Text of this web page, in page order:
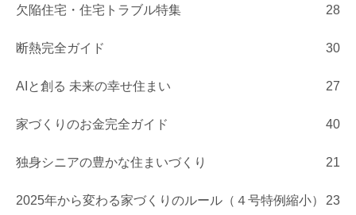
欠陥住宅・住宅トラブル特集 28
断熱完全ガイド 30
AIと創る 未来の幸せ住まい 27
家づくりのお金完全ガイド 40
独身シニアの豊かな住まいづくり 21
2025年から変わる家づくりのルール（４号特例縮小） 23